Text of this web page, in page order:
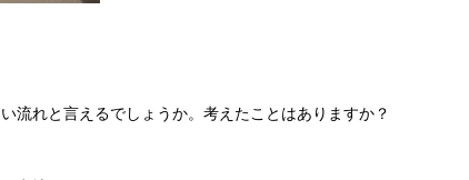
流れと言えるでしょうか。考えたことはありますか？